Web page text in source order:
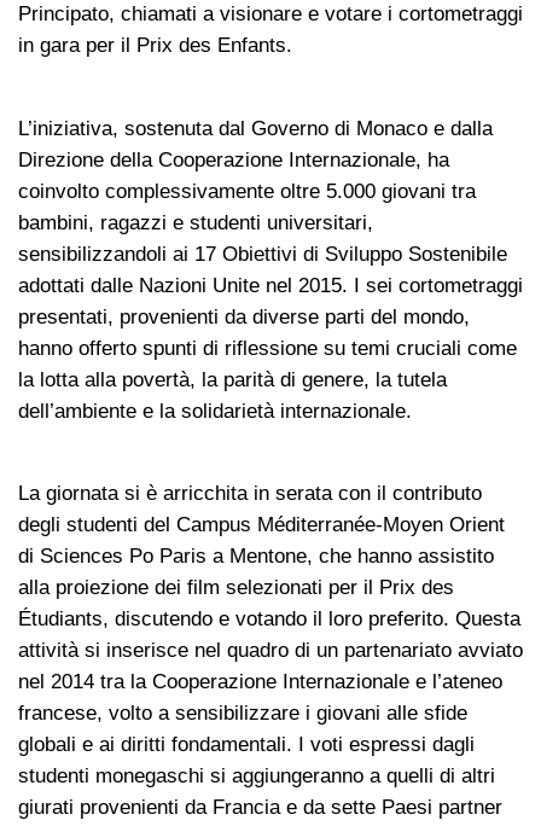
Principato, chiamati a visionare e votare i cortometraggi
in gara per il Prix des Enfants.
L’iniziativa, sostenuta dal Governo di Monaco e dalla
Direzione della Cooperazione Internazionale, ha
coinvolto complessivamente oltre 5.000 giovani tra
bambini, ragazzi e studenti universitari,
sensibilizzandoli ai 17 Obiettivi di Sviluppo Sostenibile
adottati dalle Nazioni Unite nel 2015. I sei cortometraggi
presentati, provenienti da diverse parti del mondo,
hanno offerto spunti di riflessione su temi cruciali come
la lotta alla povertà, la parità di genere, la tutela
dell’ambiente e la solidarietà internazionale.
La giornata si è arricchita in serata con il contributo
degli studenti del Campus Méditerranée-Moyen Orient
di Sciences Po Paris a Mentone, che hanno assistito
alla proiezione dei film selezionati per il Prix des
Étudiants, discutendo e votando il loro preferito. Questa
attività si inserisce nel quadro di un partenariato avviato
nel 2014 tra la Cooperazione Internazionale e l’ateneo
francese, volto a sensibilizzare i giovani alle sfide
globali e ai diritti fondamentali. I voti espressi dagli
studenti monegaschi si aggiungeranno a quelli di altri
giurati provenienti da Francia e da sette Paesi partner